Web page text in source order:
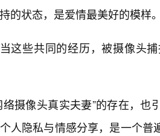
的状态，是爱情最美好的模样
这些共同的经历，被摄像头
络摄像头真实夫妻”的存在，
人隐私与情感分享，是一个